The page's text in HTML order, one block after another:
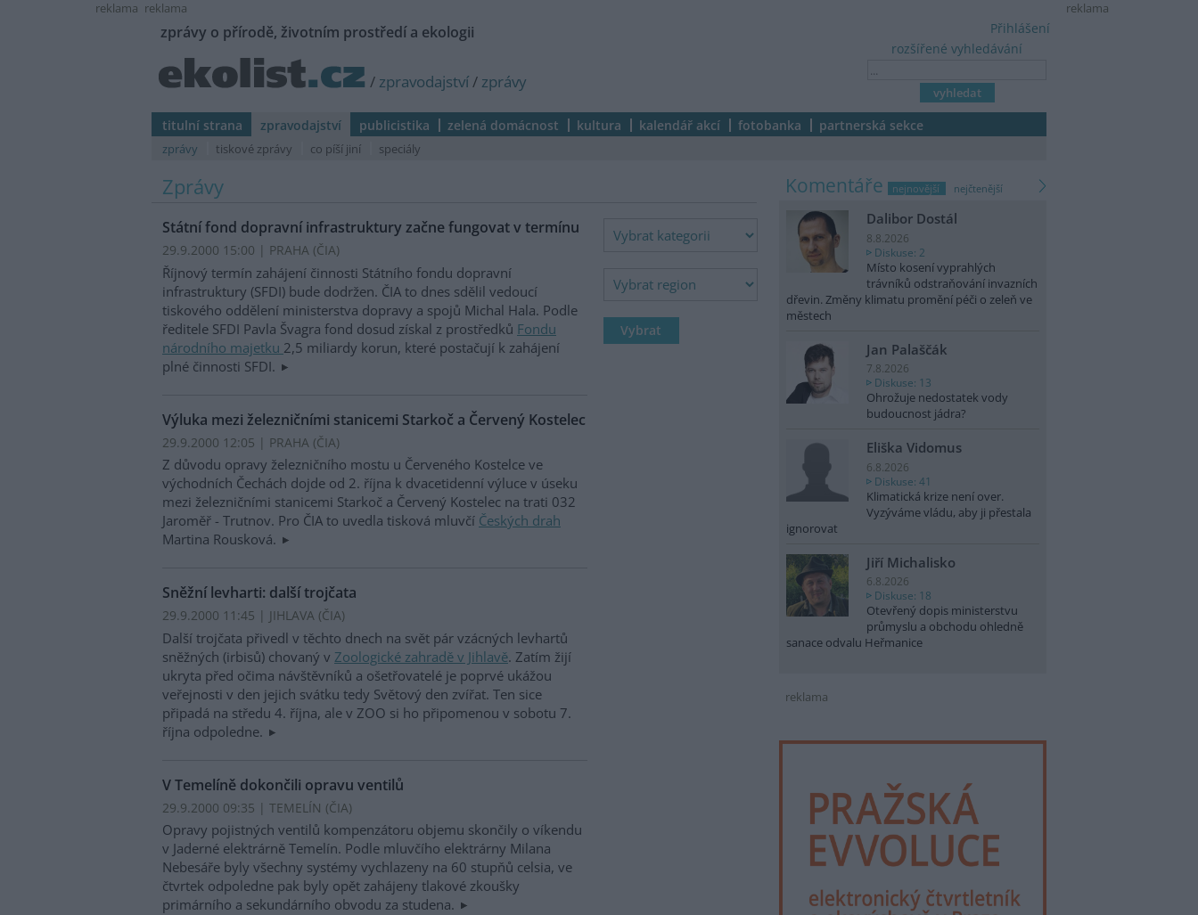
reklama
reklama reklama
zprávy o přírodě, životním prostředí a ekologii
/ zpravodajství/ zprávy
rozšířené vyhledávání
Přihlášení
titulní strana zpravodajství publicistika zelená domácnost kultura kalendář akcí fotobanka partnerská sekce
zprávy tiskové zprávy co píší jiní speciály
Zprávy
Státní fond dopravní infrastruktury začne fungovat v termínu
29.9.2000 15:00 | PRAHA (ČIA)
Říjnový termín zahájení činnosti Státního fondu dopravní
infrastruktury (SFDI) bude dodržen. ČIA to dnes sdělil vedoucí
tiskového oddělení ministerstva dopravy a spojů Michal Hala. Podle
ředitele SFDI Pavla Švagra fond dosud získal z prostředků Fondu
národního majetku 2,5 miliardy korun, které postačují k zahájení
plné činnosti SFDI.
Výluka mezi železničními stanicemi Starkoč a Červený Kostelec
29.9.2000 12:05 | PRAHA (ČIA)
Z důvodu opravy železničního mostu u Červeného Kostelce ve
východních Čechách dojde od 2. října k dvacetidenní výluce v úseku
mezi železničními stanicemi Starkoč a Červený Kostelec na trati 032
Jaroměř - Trutnov. Pro ČIA to uvedla tisková mluvčí Českých drah
Martina Rousková.
Sněžní levharti: další trojčata
29.9.2000 11:45 | JIHLAVA (ČIA)
Další trojčata přivedl v těchto dnech na svět pár vzácných levhartů
sněžných (irbisů) chovaný v Zoologické zahradě v Jihlavě. Zatím žijí
ukryta před očima návštěvníků a ošetřovatelé je poprvé ukážou
veřejnosti v den jejich svátku tedy Světový den zvířat. Ten sice
připadá na středu 4. října, ale v ZOO si ho připomenou v sobotu 7.
října odpoledne.
V Temelíně dokončili opravu ventilů
29.9.2000 09:35 | TEMELÍN (ČIA)
Opravy pojistných ventilů kompenzátoru objemu skončily o víkendu
v Jaderné elektrárně Temelín. Podle mluvčího elektrárny Milana
Nebesáře byly všechny systémy vychlazeny na 60 stupňů celsia, ve
čtvrtek odpoledne pak byly opět zahájeny tlakové zkoušky
primárního a sekundárního obvodu za studena.
komentáře nejnovější nejčtenější
Dalibor Dostál
8.8.2026
Diskuse: 2
Místo kosení vyprahlých
trávníků odstraňování invazních
dřevin. Změny klimatu promění péči o zeleň ve
městech
Jan Palaščák
7.8.2026
Diskuse: 13
Ohrožuje nedostatek vody
budoucnost jádra?
Eliška Vidomus
6.8.2026
Diskuse: 41
Klimatická krize není over.
Vyzýváme vládu, aby ji přestala
ignorovat
Jiří Michalisko
6.8.2026
Diskuse: 18
Otevřený dopis ministerstvu
průmyslu a obchodu ohledně
sanace odvalu Heřmanice
reklama